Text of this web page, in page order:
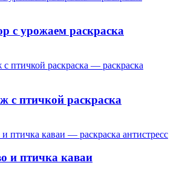
с урожаем раскраска
с птичкой раскраска
и птичка каваи